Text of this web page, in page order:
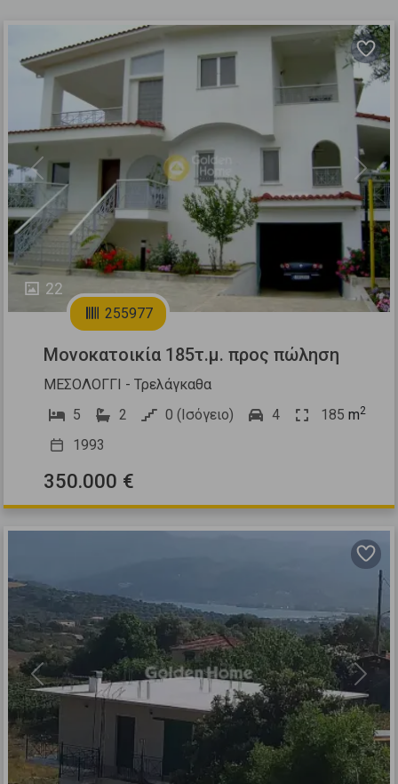
22
Previous Next
255977
Μονοκατοικία 185τ.μ. προς πώληση
ΜΕΣΟΛΟΓΓΙ - Τρελάγκαθα
5
2 0 (Ισόγειο) 4 185 m2
1993
350.000 €
Previous Next